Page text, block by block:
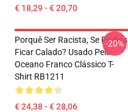
€ 18,29 - € 20,70
Porquê Ser Racista, Se Podias
Ficar Calado? Usado Pelo
Oceano Franco Clássico T-
Shirt RB1211
€ 24,38 - € 28,06
-20%